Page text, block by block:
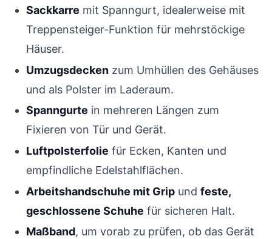
Sackkarre mit Spanngurt, idealerweise mit
Treppensteiger-Funktion für mehrstöckige
Häuser.
Umzugsdecken zum Umhüllen des Gehäuses
und als Polster im Laderaum.
Spanngurte in mehreren Längen zum
Fixieren von Tür und Gerät.
Luftpolsterfolie für Ecken, Kanten und
empfindliche Edelstahlflächen.
Arbeitshandschuhe mit Grip und feste,
geschlossene Schuhe für sicheren Halt.
Maßband, um vorab zu prüfen, ob das Gerät